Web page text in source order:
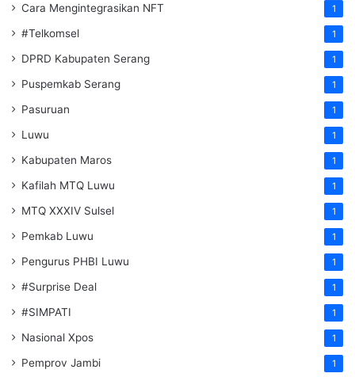
Cara Mengintegrasikan NFT 1
#Telkomsel 1
DPRD Kabupaten Serang 1
Puspemkab Serang 1
Pasuruan 1
Luwu 1
Kabupaten Maros 1
Kafilah MTQ Luwu 1
MTQ XXXIV Sulsel 1
Pemkab Luwu 1
Pengurus PHBI Luwu 1
#Surprise Deal 1
#SIMPATI 1
Nasional Xpos 1
Pemprov Jambi 1